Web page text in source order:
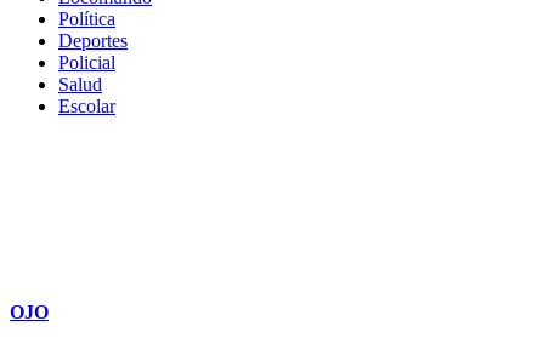
Política
Deportes
Policial
Salud
Escolar
OJO